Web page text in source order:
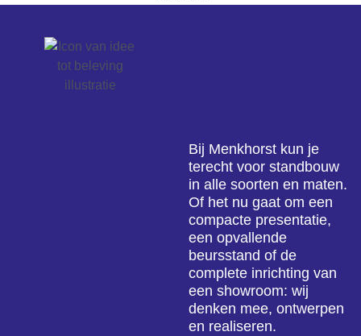
Bij Menkhorst kun je
terecht voor standbouw
in alle soorten en maten.
Of het nu gaat om een
compacte presentatie,
een opvallende
beursstand of de
complete inrichting van
een showroom: wij
denken mee, ontwerpen
en realiseren.